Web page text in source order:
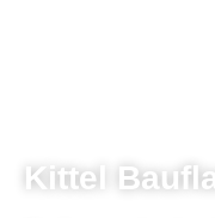
Kittel